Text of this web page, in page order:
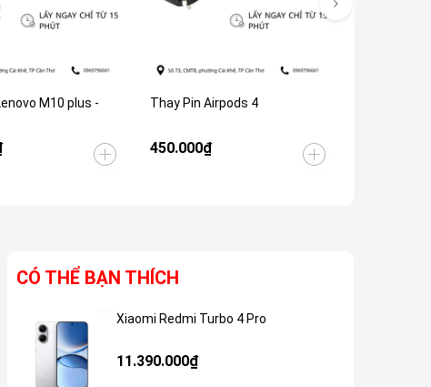
M10 plus -
Thay Pin Airpods 4
450.000₫
CÓ THỂ BẠN THÍCH
Xiaomi Redmi Turbo 4 Pro
11.390.000₫